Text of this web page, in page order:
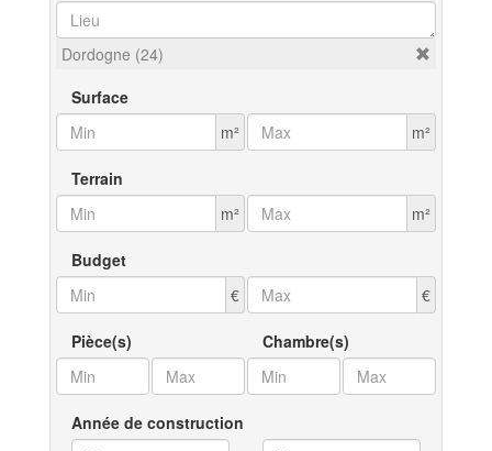
Dordogne (24)
Surface
m²
m²
Terrain
m²
m²
Budget
€
€
Pièce(s) Chambre(s)
Année de construction